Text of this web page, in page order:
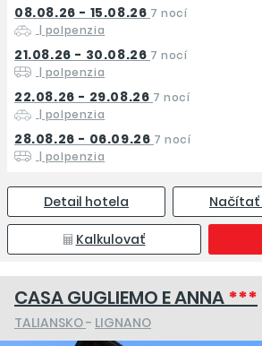
08.08.26 - 15.08.26 7 nocí
| polpenzia
21.08.26 - 30.08.26 7 nocí
| polpenzia
22.08.26 - 29.08.26 7 nocí
| polpenzia
28.08.26 - 06.09.26 7 nocí
| polpenzia
Detail hotela Načítať
Kalkulovať
CASA GUGLIEMO E ANNA***
TALIANSKO- LIGNANO